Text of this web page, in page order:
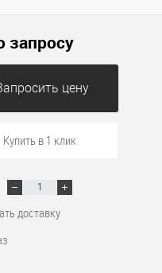
запросу
цену
Купить в 1 клик
доставку